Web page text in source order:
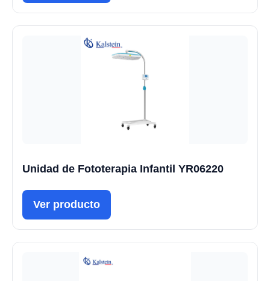
Unidad de Fototerapia Infantil YR06220
Ver producto